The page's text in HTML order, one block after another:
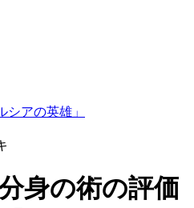
シアの英雄」
身の術の評価